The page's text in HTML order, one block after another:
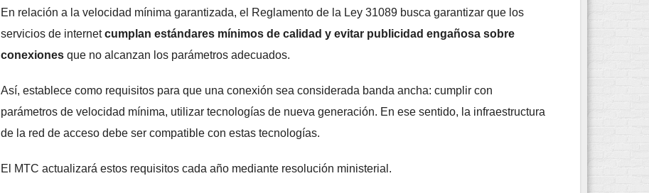
En relación a la velocidad mínima garantizada, el Reglamento de la Ley 31089 busca garantizar que los
servicios de internetcumplan estándares mínimos de calidad y evitar publicidad engañosa sobre
conexiones que no alcanzan los parámetros adecuados.
Así, establece como requisitos para que una conexión sea considerada banda ancha: cumplir con
parámetros de velocidad mínima, utilizar tecnologías de nueva generación. En ese sentido, la infraestructura
de la red de acceso debe ser compatible con estas tecnologías.
El MTC actualizará estos requisitos cada año mediante resolución ministerial.